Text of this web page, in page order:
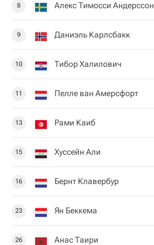
8 Алекс Тимосси Андерссон
9 Даниэль Карлсбакк
10 Тибор Халилович
11 Пелле ван Амерсфорт
13 Рами Каиб
15 Хуссейн Али
16 Бернт Клавербур
23 Ян Беккема
26 Анас Таири